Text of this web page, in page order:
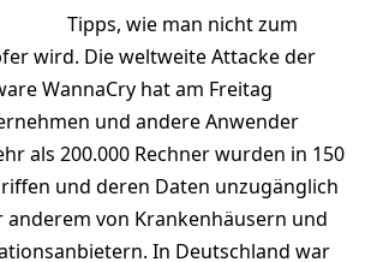
Tipps, wie man nicht zum
wird. Die weltweite Attacke der
WannaCry hat am Freitag
und andere Anwender
als 200.000 Rechner wurden in 150
und deren Daten unzugänglich
von Krankenhäusern und
In Deutschland war